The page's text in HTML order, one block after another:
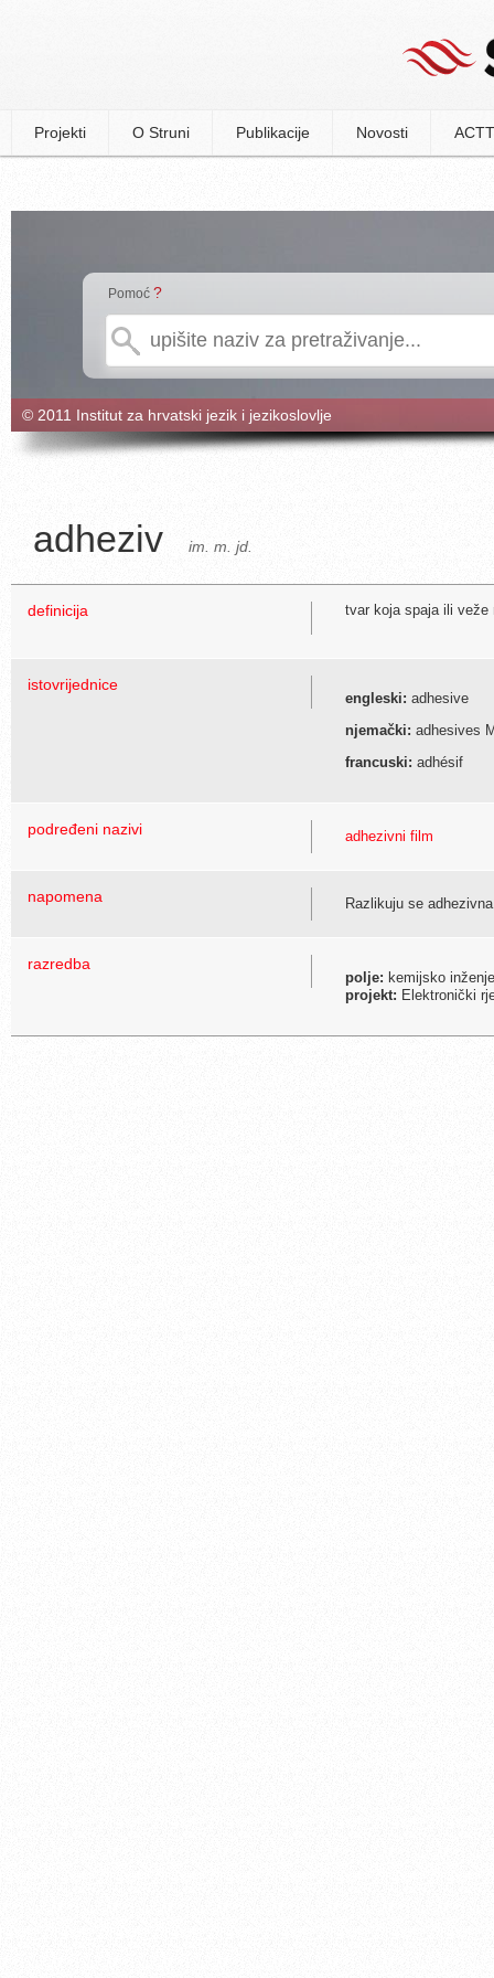
Projekti O Struni Publikacije Novosti
Pomoć ?
© 2011 Institut za hrvatski jezik i jezikoslovlje
adheziv im. m. jd.
definicija tvar koja spaja ili veže
istovrijednice
engleski: adhesive
njemački: adhesives
francuski: adhésif
podređeni nazivi adhezivni film
napomena Razlikuju se
razredba
polje: kemijsko
projekt: Elektronički